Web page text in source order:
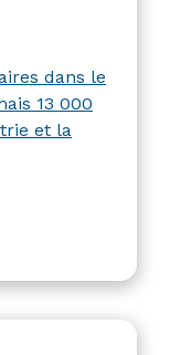
créé
dans le
13 000
et la